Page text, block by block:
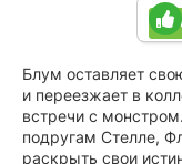
1
Блум оставляет
и переезжает в
встречи с
подругам Стелле,
раскрыть свои